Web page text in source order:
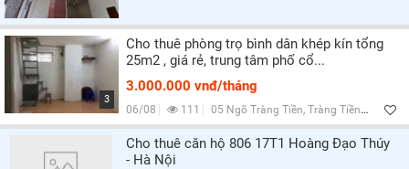
3
Cho thuê phòng trọ bình dân khép kín tổng
25m2 , giá rẻ, trung tâm phố cổ...
3.000.000 vnđ/tháng
06/08 111 05 Ngõ Tràng Tiền, Tràng Tiền, Q.Hoàn Kiếm, Hà Nội
Cho thuê căn hộ 806 17T1 Hoàng Đạo Thúy
- Hà Nội